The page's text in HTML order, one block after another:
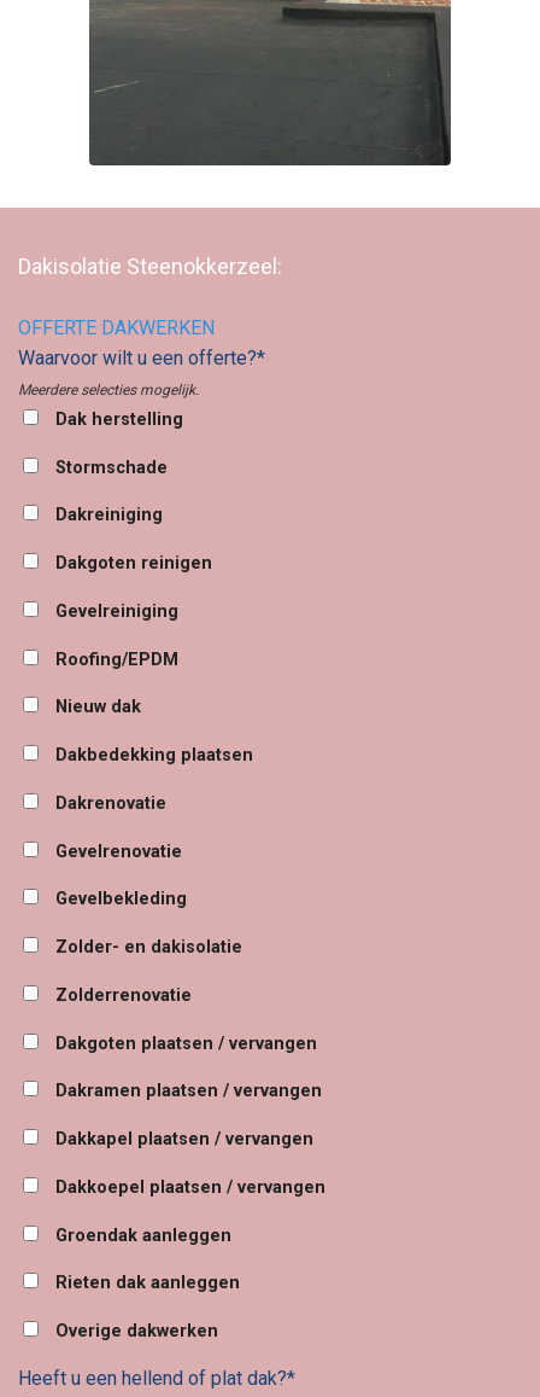
Dakisolatie Steenokkerzeel:
OFFERTE DAKWERKEN
Waarvoor wilt u een offerte?*
Meerdere selecties mogelijk.
Dak herstelling
Stormschade
Dakreiniging
Dakgoten reinigen
Gevelreiniging
Roofing/EPDM
Nieuw dak
Dakbedekking plaatsen
Dakrenovatie
Gevelrenovatie
Gevelbekleding
Zolder- en dakisolatie
Zolderrenovatie
Dakgoten plaatsen / vervangen
Dakramen plaatsen / vervangen
Dakkapel plaatsen / vervangen
Dakkoepel plaatsen / vervangen
Groendak aanleggen
Rieten dak aanleggen
Overige dakwerken
Heeft u een hellend of plat dak?*